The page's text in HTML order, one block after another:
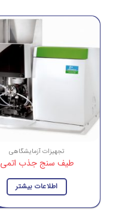
تجهیزات آزمایشگاهی
طیف سنج جذب اتمی
اطلاعات بیشتر